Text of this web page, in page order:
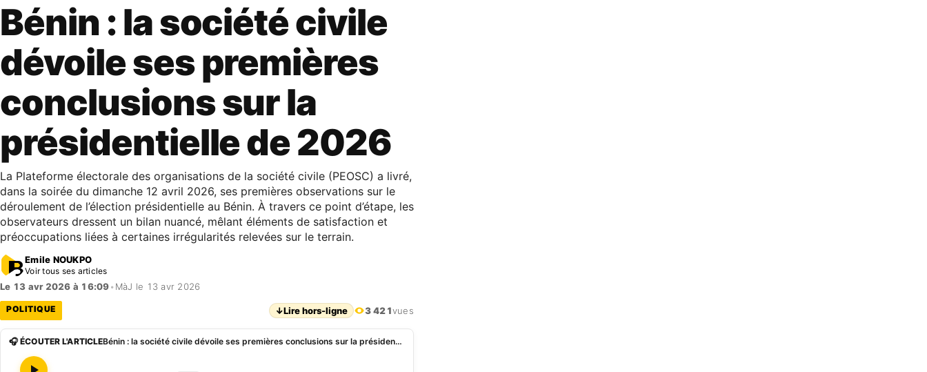
Bénin : la société civile
dévoile ses premières
conclusions sur la
présidentielle de 2026
La Plateforme électorale des organisations de la société civile (PEOSC) a livré,
dans la soirée du dimanche 12 avril 2026, ses premières observations sur le
déroulement de l’élection présidentielle au Bénin. À travers ce point d’étape, les
observateurs dressent un bilan nuancé, mêlant éléments de satisfaction et
préoccupations liées à certaines irrégularités relevées sur le terrain.
Emile NOUKPO
Voir tous ses articles
Le 13 avr 2026 à 16:09• MàJ le 13 avr 2026
POLITIQUE ↓Lire hors-ligne 3 421vues
🎧 ÉCOUTER L'ARTICLE Bénin : la société civile dévoile ses premières conclusions sur la présidentielle de 2026